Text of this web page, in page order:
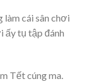
làm cái sân chơi
ấy tụ tập đánh
Tết cúng ma.